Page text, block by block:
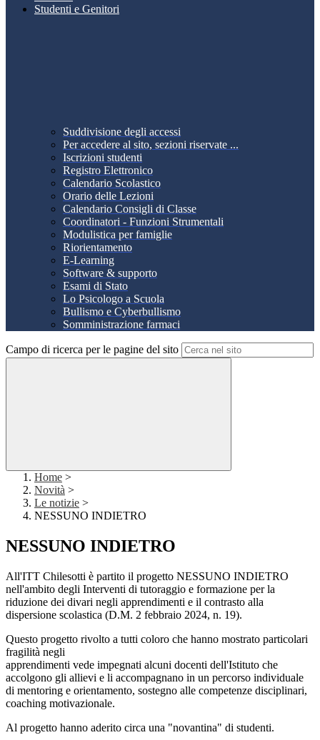
Studenti e Genitori
Suddivisione degli accessi
Per accedere al sito, sezioni riservate ...
Iscrizioni studenti
Registro Elettronico
Calendario Scolastico
Orario delle Lezioni
Calendario Consigli di Classe
Coordinatori - Funzioni Strumentali
Modulistica per famiglie
Riorientamento
E-Learning
Software & supporto
Esami di Stato
Lo Psicologo a Scuola
Bullismo e Cyberbullismo
Somministrazione farmaci
Campo di ricerca per le pagine del sito
Home >
Novità >
Le notizie >
NESSUNO INDIETRO
NESSUNO INDIETRO
All'ITT Chilesotti è partito il progetto NESSUNO INDIETRO
nell'ambito degli Interventi di tutoraggio e formazione per la
riduzione dei divari negli apprendimenti e il contrasto alla
dispersione scolastica (D.M. 2 febbraio 2024, n. 19).
Questo progetto rivolto a tutti coloro che hanno mostrato particolari
fragilità negli
apprendimenti vede impegnati alcuni docenti dell'Istituto che
accolgono gli allievi e li accompagnano in un percorso individuale
di mentoring e orientamento, sostegno alle competenze disciplinari,
coaching motivazionale.
Al progetto hanno aderito circa una "novantina" di studenti.